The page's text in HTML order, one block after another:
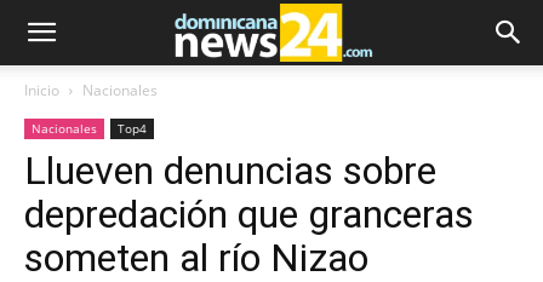
Inicio Nacionales
Nacionales Top4
Llueven denuncias sobre
depredación que granceras
someten al río Nizao